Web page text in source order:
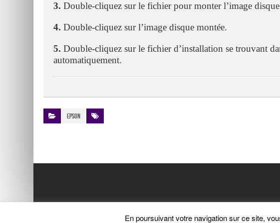
3. Double-cliquez sur le fichier pour monter l’image
4. Double-cliquez sur l’image disque montée.
5. Double-cliquez sur le fichier d’installation se trouvant
automatiquement.
Epson
En poursuivant votre navigation sur ce site,